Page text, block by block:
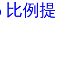
比例提